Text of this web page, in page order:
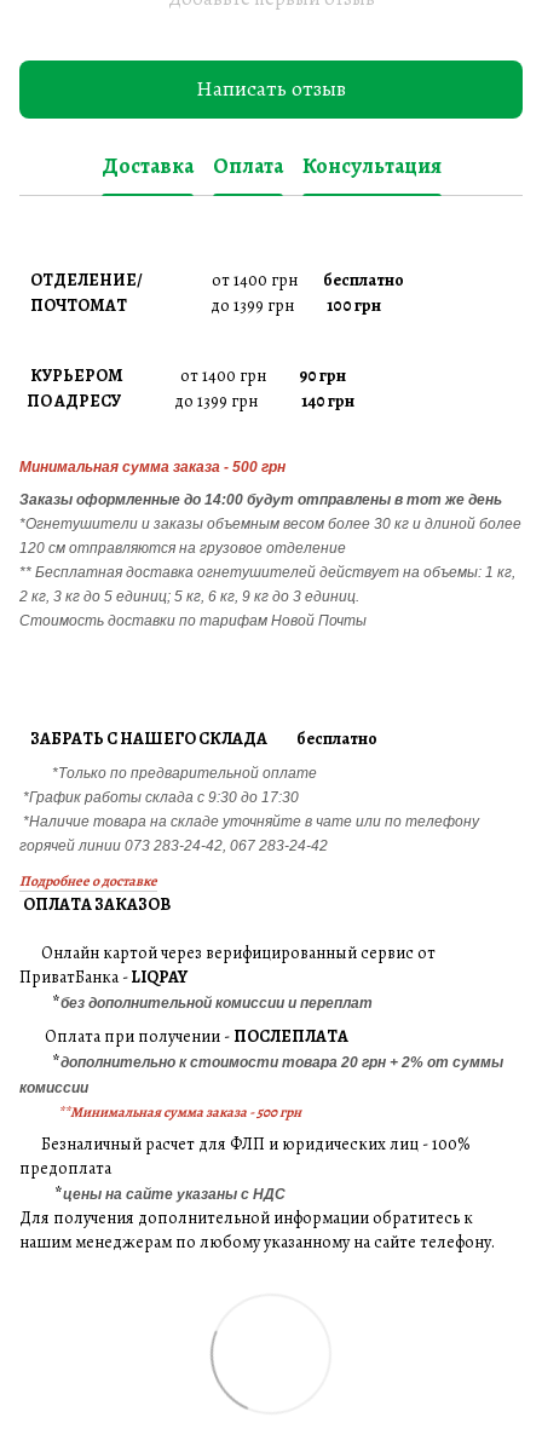
Написать отзыв
Доставка Оплата Консультация
ОТДЕЛЕНИЕ/ от 1400 грн бесплатно
ПОЧТОМАТ до 1399 грн 100 грн
КУРЬЕРОМ от 1400 грн 90 грн
ПО АДРЕСУ до 1399 грн 140 грн
Минимальная сумма заказа - 500 грн
Заказы оформленные до 14:00 будут отправлены в тот же день
*Огнетушители и заказы объемным весом более 30 кг и длиной более
120 см отправляются на грузовое отделение
** Бесплатная доставка огнетушителей действует на объемы: 1 кг,
2 кг, 3 кг до 5 единиц; 5 кг, 6 кг, 9 кг до 3 единиц.
Стоимость доставки по тарифам Новой Почты
ЗАБРАТЬ С НАШЕГО СКЛАДА бесплатно
*Только по предварительной оплате
*График работы склада с 9:30 до 17:30
*Наличие товара на складе уточняйте в чате или по телефону
горячей линии 073 283-24-42, 067 283-24-42
Подробнее о доставке
ОПЛАТА ЗАКАЗОВ
Онлайн картой через верифицированный сервис от
ПриватБанка -LIQPAY
*без дополнительной комиссии и переплат
Оплата при получении - ПОСЛЕПЛАТА
*дополнительно к стоимости товара 20 грн + 2% от суммы
комиссии
**Минимальная сумма заказа - 500 грн
Безналичный расчет для ФЛП и юридических лиц - 100%
предоплата
*цены на сайте указаны с НДС
Для получения дополнительной информации обратитесь к
нашим менеджерам по любому указанному на сайте телефону.